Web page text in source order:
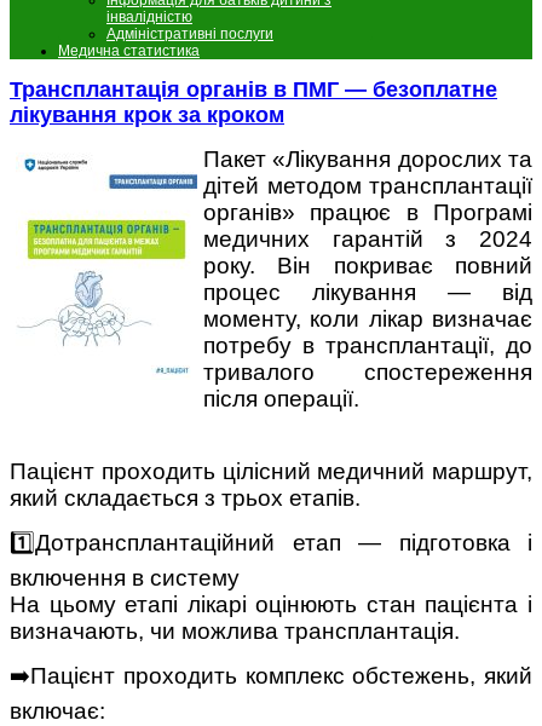
інвалідністю
Адміністративні послуги
Медична статистика
Трансплантація органів в ПМГ — безоплатне
лікування крок за кроком
Пакет «Лікування дорослих та
дітей методом трансплантації
органів» працює в Програмі
медичних гарантій з 2024
року. Він покриває повний
процес лікування — від
моменту, коли лікар визначає
потребу в трансплантації, до
тривалого спостереження
після операції.
Пацієнт проходить цілісний медичний маршрут,
який складається з трьох етапів.
1️⃣Дотрансплантаційний етап — підготовка і
включення в систему
На цьому етапі лікарі оцінюють стан пацієнта і
визначають, чи можлива трансплантація.
➡️Пацієнт проходить комплекс обстежень, який
включає: